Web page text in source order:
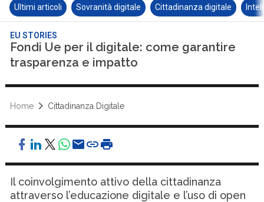
Ultimi articoli Sovranità digitale Cittadinanza digitale
EU STORIES
Fondi Ue per il digitale: come garantire
trasparenza e impatto
Home Cittadinanza Digitale
Il coinvolgimento attivo della cittadinanza
attraverso l’educazione digitale e l’uso di open